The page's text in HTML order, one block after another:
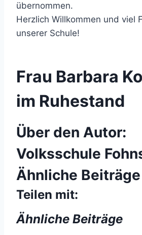
übernommen.
Herzlich Willkommen und viel
unserer Schule!
Frau Barbara
im Ruhestand
Über den Autor:
Volksschule
Ähnliche Beiträge
Teilen mit:
Ähnliche Beiträge